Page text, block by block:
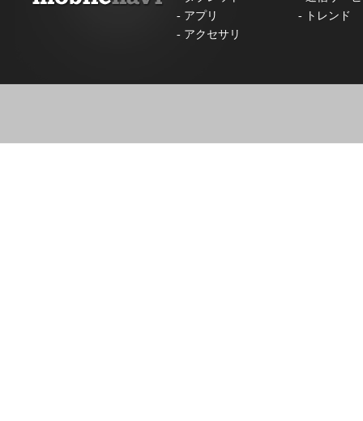
- アプリ -
トレンド
- アクセサリ